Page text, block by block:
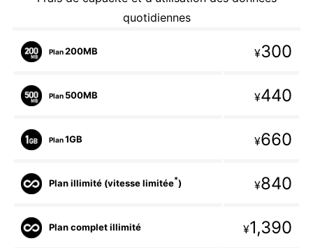
quotidiennes
Plan200MB ¥300
Plan 500MB ¥440
Plan1GB ¥660
Plan illimité (vitesse limitée*) ¥840
Plan complet illimité ¥1,390